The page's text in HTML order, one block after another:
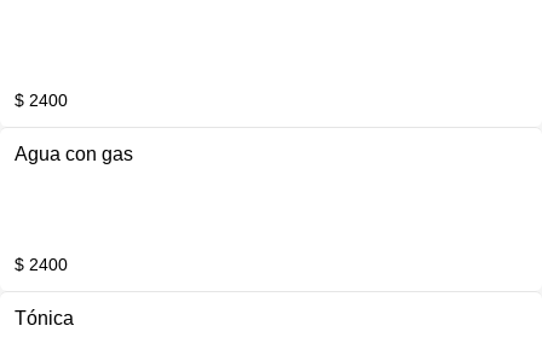
$ 2400
Agua con gas
$ 2400
Tónica